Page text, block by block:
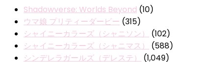
Shadowverse: Worlds Beyond (10)
ウマ娘 プリティーダービー (315)
シャイニーカラーズ（シャニソン）
(102)
シャイニーカラーズ（シャニマス）
(588)
シンデレラガールズ（デレステ）
(1,049)